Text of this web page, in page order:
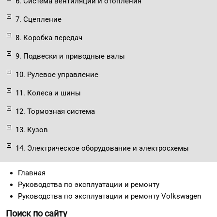
7. Сцепление
8. Коробка передач
9. Подвески и приводные валы
10. Рулевое управление
11. Колеса и шины
12. Тормозная система
13. Кузов
14. Электрическое оборудование и электросхемы
Главная
Руководства по эксплуатации и ремонту
Руководства по эксплуатации и ремонту Volkswagen
Поиск по сайту